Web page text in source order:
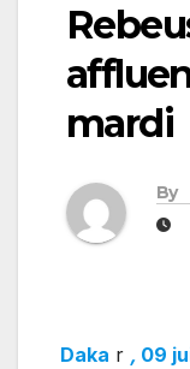
mardi
By
Daka r , 09